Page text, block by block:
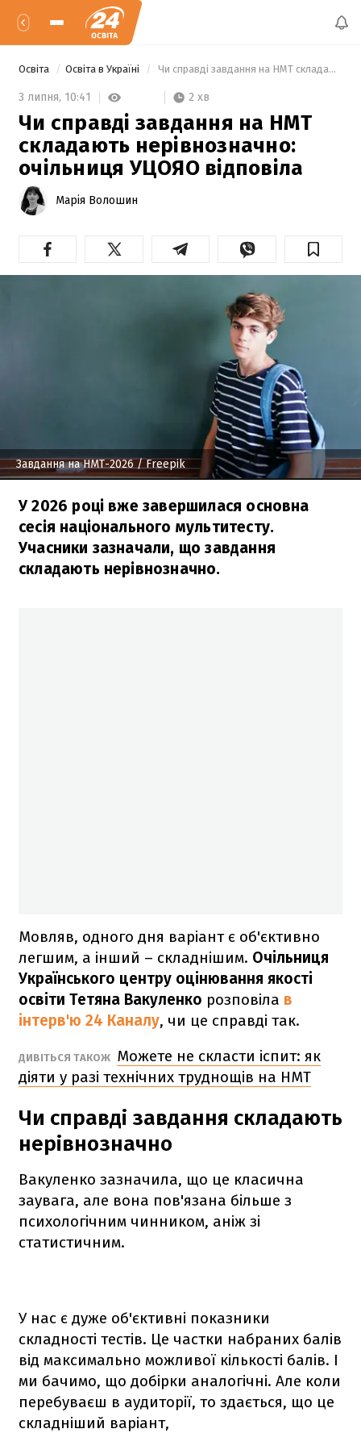
Освіта Освіта в Україні Чи справді завдання на НМТ складають нерівнозначно: очільниця УЦОЯО відповіла
3 липня, 10:41 2 хв
Чи справді завдання на НМТ
складають нерівнозначно:
очільниця УЦОЯО відповіла
Марія Волошин
Завдання на НМТ-2026/ Freepik
У 2026 році вже завершилася основна
сесія національного мультитесту.
Учасники зазначали, що завдання
складають нерівнозначно.
Мовляв, одного дня варіант є об'єктивно
легшим, а інший – складнішим. Очільниця
Українського центру оцінювання якості
освіти Тетяна Вакуленко розповіла в
інтерв'ю 24 Каналу, чи це справді так.
ДИВІТЬСЯ ТАКОЖ Можете не скласти іспит: як
діяти у разі технічних труднощів на НМТ
Чи справді завдання складають
нерівнозначно
Вакуленко зазначила, що це класична
заувага, але вона пов'язана більше з
психологічним чинником, аніж зі
статистичним.
У нас є дуже об'єктивні показники
складності тестів. Це частки набраних балів
від максимально можливої кількості балів. І
ми бачимо, що добірки аналогічні. Але коли
перебуваєш в аудиторії, то здається, що це
складніший варіант,